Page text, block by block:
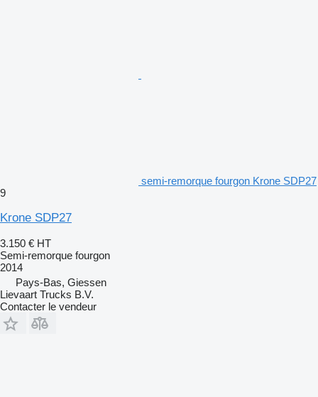
semi-remorque fourgon Krone SDP27
9
Krone SDP27
3.150 € HT
Semi-remorque fourgon
2014
Pays-Bas, Giessen
Lievaart Trucks B.V.
Contacter le vendeur